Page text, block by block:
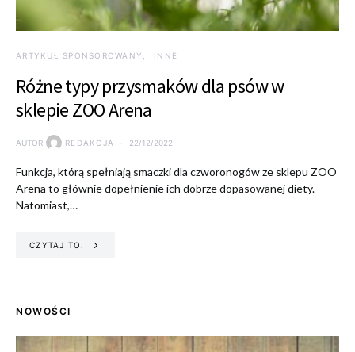
ARTYKUŁ SPONSOROWANY INNE
Różne typy przysmaków dla psów w
sklepie ZOO Arena
AUTOR REDAKCJA 22/12/2022
Funkcja, którą spełniają smaczki dla czworonogów ze sklepu ZOO
Arena to głównie dopełnienie ich dobrze dopasowanej diety.
Natomiast,…
CZYTAJ TO.
NOWOŚCI